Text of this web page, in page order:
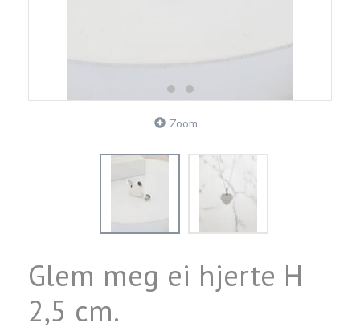
Zoom
Glem meg ei hjerte H
2,5 cm.